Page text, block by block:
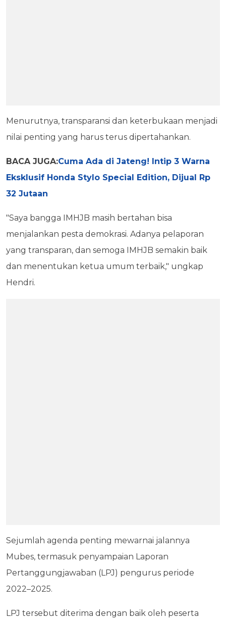
Menurutnya, transparansi dan keterbukaan menjadi
nilai penting yang harus terus dipertahankan.
BACA JUGA:Cuma Ada di Jateng! Intip 3 Warna
Eksklusif Honda Stylo Special Edition, Dijual Rp
32 Jutaan
"Saya bangga IMHJB masih bertahan bisa
menjalankan pesta demokrasi. Adanya pelaporan
yang transparan, dan semoga IMHJB semakin baik
dan menentukan ketua umum terbaik," ungkap
Hendri.
Sejumlah agenda penting mewarnai jalannya
Mubes, termasuk penyampaian Laporan
Pertanggungjawaban (LPJ) pengurus periode
2022–2025.
LPJ tersebut diterima dengan baik oleh peserta